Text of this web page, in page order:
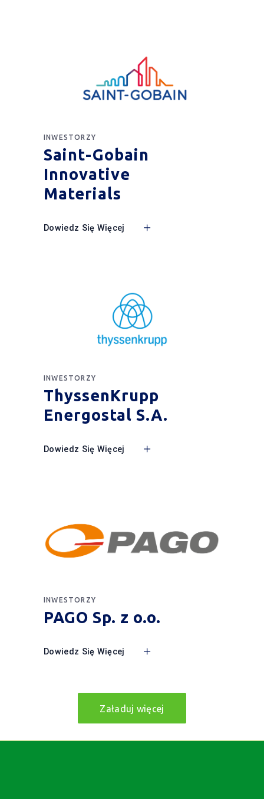
INWESTORZY
Saint-Gobain
Innovative
Materials
Dowiedz Się Więcej
INWESTORZY
ThyssenKrupp
Energostal S.A.
Dowiedz Się Więcej
INWESTORZY
PAGO Sp. z o.o.
Dowiedz Się Więcej
Załaduj więcej